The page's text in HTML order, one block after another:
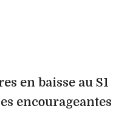
en baisse au S1
encourageantes